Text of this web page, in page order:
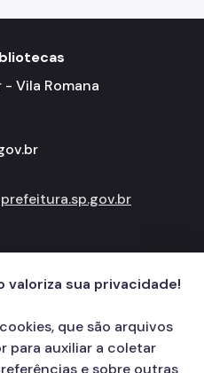
- Vila Romana
valoriza sua privacidade!
que são arquivos
para auxiliar a coletar
e sobre outras